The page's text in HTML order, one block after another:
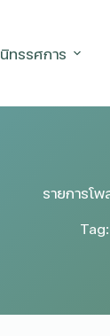
นิทรรศการ
รายการโ